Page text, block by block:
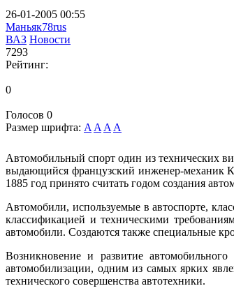
26-01-2005 00:55
Маньяк78rus
ВАЗ Новости
7293
Рейтинг:
0
Голосов 0
Размер шрифта: AAAA
Автомобильный спорт один из технических
выдающийся французский инженер-механик
1885 год принято считать годом создания
Автомобили, используемые в автоспорте,
классификацией и техническими
автомобили. Создаются также специальные
Возникновение и развитие
автомобилизации, одним из самых ярких
технического совершенства автотехники.